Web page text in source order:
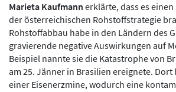
Marieta Kaufmann erklärte, dass es
der österreichischen Rohstoffstrategie
Rohstoffabbau habe in den Ländern des
gravierende negative Auswirkungen auf
Beispiel nannte sie die Katastrophe von
am 25. Jänner in Brasilien ereignete. Dort
einer Eisenerzmine, wodurch eine